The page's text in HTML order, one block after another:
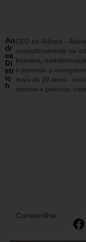
An
dr
ea
Di
etr
ic
h
CEO da Altheia -
consultivamente na
humana,
e pessoas a
mais de 20 anos -
marcas e pessoas
Compartilhar: